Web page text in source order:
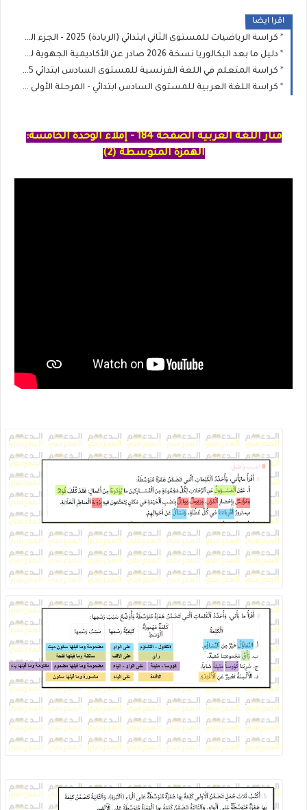
اقرا ايضا
كراسة الرياضيات للمستوى الثاني ابتدائي (الريادة) 2025 - الجزء الثاني
دليل ما بعد البكالوريا نسخة 2026 صادر عن الأكاديمية الجهوية للتربية والتكوين
كراسة المتعلم في اللغة الفرنسية للمستوى السادس ابتدائي 2025 - المدرسة الرائدة
كراسة اللغة العربية للمستوى السادس ابتدائي - المرحلة الأولى : المدرسة الرائدة 2025
منار اللغة العربية الصفحة 184 - إملاء الوحدة الخامسة:
الهمزة المتوسطة (2)